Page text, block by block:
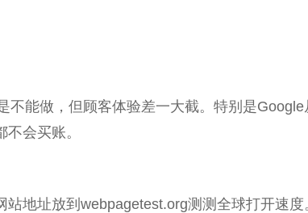
能做，但顾客体验差一大截。特别是
会买账。
地址放到webpagetest.org测测全球打开速